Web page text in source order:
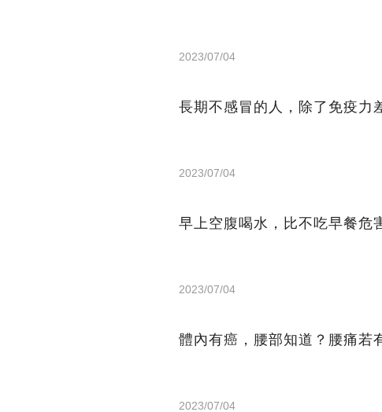
2023/07/04
長期不感冒的人，除了免疫力
2023/07/04
早上空腹喝水，比不吃早餐危
2023/07/04
體內有癌，腰部知道？腰痛若
2023/07/04